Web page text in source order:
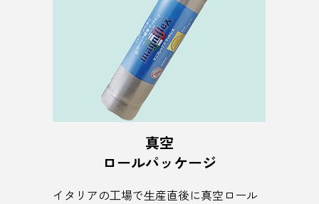
真空
ロールパッケージ
イタリアの⼯場で⽣産直後に真空ロール